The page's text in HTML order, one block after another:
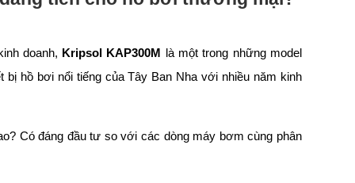
doanh, Kripsol KAP300M là một trong những model
hồ bơi nổi tiếng của Tây Ban Nha với nhiều năm kinh
Có đáng đầu tư so với các dòng máy bơm cùng phân